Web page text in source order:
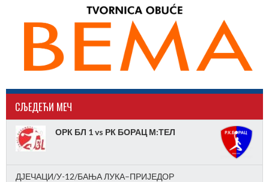
CЉЕДЕЋИ МЕЧ
ОРК БЛ 1 vs РК БОРАЦ М:ТЕЛ
ДЈЕЧАЦИ/У-12/БАЊА ЛУКА–ПРИЈЕДОР